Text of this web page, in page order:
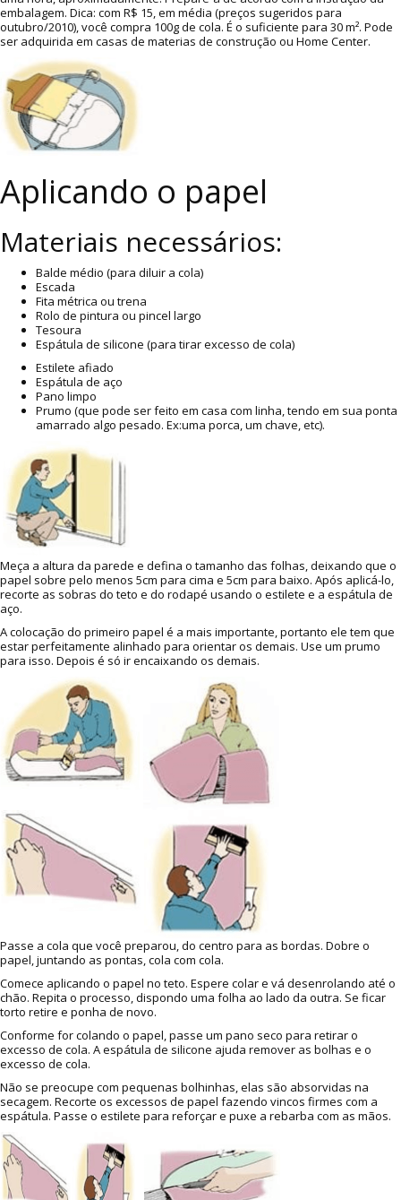
embalagem. Dica: com R$ 15, em média (preços sugeridos para
outubro/2010), você compra 100g de cola. É o suficiente para 30 m². Pode
ser adquirida em casas de materias de construção ou Home Center.
Aplicando o papel
Materiais necessários:
Balde médio (para diluir a cola)
Escada
Fita métrica ou trena
Rolo de pintura ou pincel largo
Tesoura
Espátula de silicone (para tirar excesso de cola)
Estilete afiado
Espátula de aço
Pano limpo
Prumo (que pode ser feito em casa com linha, tendo em sua ponta
amarrado algo pesado. Ex:uma porca, um chave, etc).
Meça a altura da parede e defina o tamanho das folhas, deixando que o
papel sobre pelo menos 5cm para cima e 5cm para baixo. Após aplicá-lo,
recorte as sobras do teto e do rodapé usando o estilete e a espátula de
aço.
A colocação do primeiro papel é a mais importante, portanto ele tem que
estar perfeitamente alinhado para orientar os demais. Use um prumo
para isso. Depois é só ir encaixando os demais.
Passe a cola que você preparou, do centro para as bordas. Dobre o
papel, juntando as pontas, cola com cola.
Comece aplicando o papel no teto. Espere colar e vá desenrolando até o
chão. Repita o processo, dispondo uma folha ao lado da outra. Se ficar
torto retire e ponha de novo.
Conforme for colando o papel, passe um pano seco para retirar o
excesso de cola. A espátula de silicone ajuda remover as bolhas e o
excesso de cola.
Não se preocupe com pequenas bolhinhas, elas são absorvidas na
secagem. Recorte os excessos de papel fazendo vincos firmes com a
espátula. Passe o estilete para reforçar e puxe a rebarba com as mãos.